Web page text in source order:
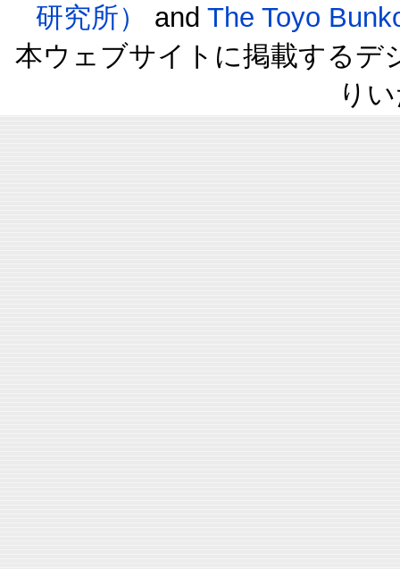
研究所） and The Toyo
本ウェブサイトに掲載するデ
り